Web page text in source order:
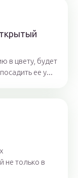
в цвету, будет
ее у...
не только в